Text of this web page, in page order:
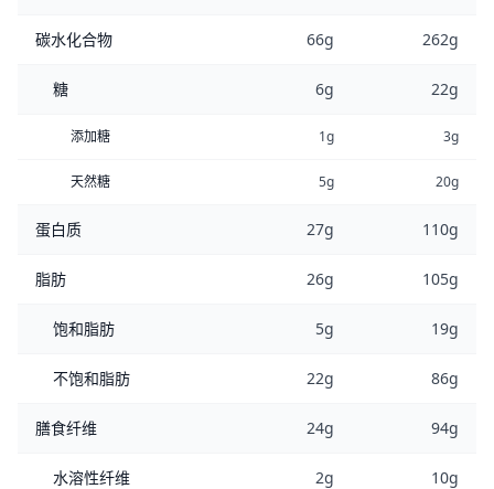
碳水化合物 66g 262g
糖 6g 22g
添加糖 1g 3g
天然糖 5g 20g
蛋白质 27g 110g
脂肪 26g 105g
饱和脂肪 5g 19g
不饱和脂肪 22g 86g
膳食纤维 24g 94g
水溶性纤维 2g 10g